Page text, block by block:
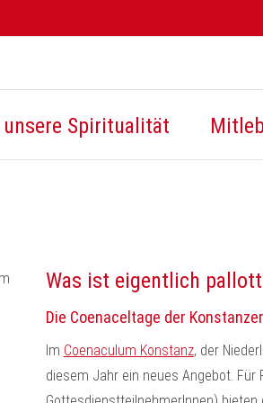
Spiritualität
Was ist eigentlich
Die Coenaceltage der
Im Coenaculum Konstanz, der
diesem Jahr ein neues Angebot. Für